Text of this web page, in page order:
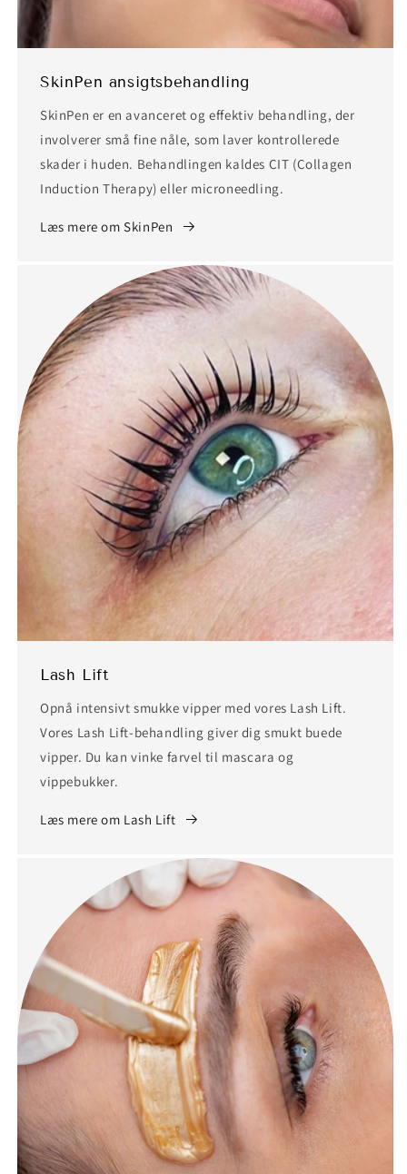
SkinPen ansigtsbehandling
SkinPen er en avanceret og effektiv behandling, der
involverer små fine nåle, som laver kontrollerede
skader i huden. Behandlingen kaldes CIT (Collagen
Induction Therapy) eller microneedling.
Læs mere om SkinPen
Lash Lift
Opnå intensivt smukke vipper med vores Lash Lift.
Vores Lash Lift-behandling giver dig smukt buede
vipper. Du kan vinke farvel til mascara og
vippebukker.
Læs mere om Lash Lift